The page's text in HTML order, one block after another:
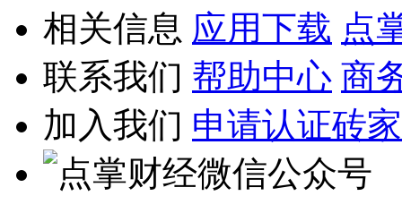
相关信息 应用下载 点
联系我们 帮助中心 商
加入我们 申请认证砖家